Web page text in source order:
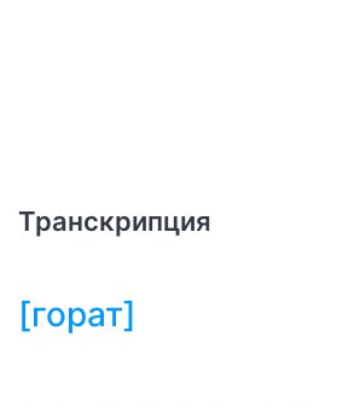
Транскрипция
[горат]